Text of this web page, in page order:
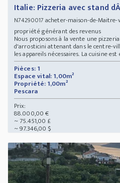
Italie: Pizzeria avec stand
N74290017 acheter-maison-de-
propriété générant des revenus
Nous proposons à la vente une
d'arrosticini attenant dans le centre-
les appareils nécessaires. La cuisine est
Pièces: 1
Espace vital: 1,00m²
Propriété: 1,00m²
Pescara
Prix:
88.000,00 €
~ 75.451,00 £
~ 97.346,00 $